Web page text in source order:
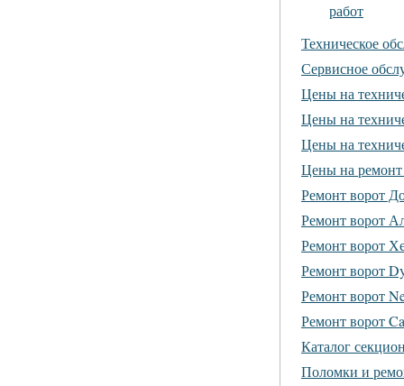
работ
Техническое
Сервисное
Цены на
Цены на
Цены на
Цены на ремонт
Ремонт ворот
Ремонт ворот
Ремонт ворот
Ремонт ворот
Ремонт ворот
Ремонт ворот
Каталог
Поломки и